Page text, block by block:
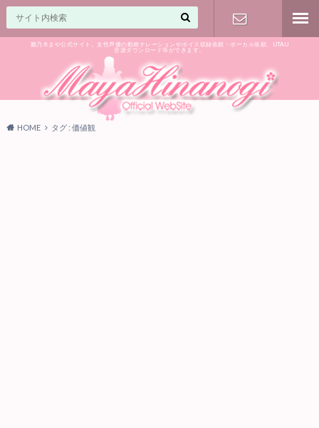
雛乃木まや公式サイト。女性声優の動画ナレーションやボイス収録依頼・ボーカル依頼、UTAU
音源ダウンロード等ができます。
気軽に♪
HOME タグ : 価値観